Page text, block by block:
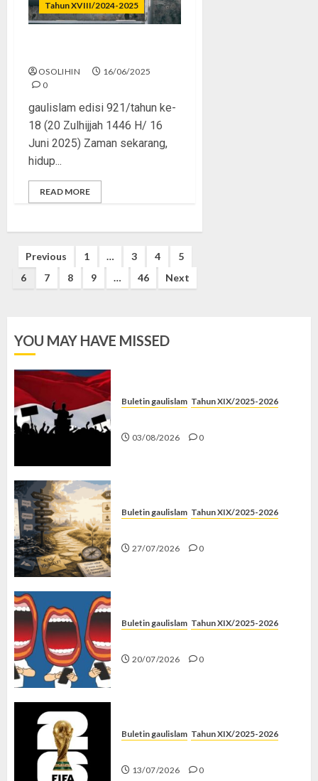
Tahun XVIII/2024-2025
OSOLIHIN
16/06/2025
0
gaulislam edisi 921/tahun ke-
18 (20 Zulhijjah 1446 H/ 16
Juni 2025) Zaman sekarang,
hidup...
READ MORE
Posts
pagination
Previous 1 … 3 4
5
6
7 8 9 … 46 Next
YOU MAY HAVE MISSED
Buletin gaulislam Tahun XIX/2025-2026
03/08/2026 0
Buletin gaulislam Tahun XIX/2025-2026
27/07/2026 0
Buletin gaulislam Tahun XIX/2025-2026
20/07/2026 0
Buletin gaulislam Tahun XIX/2025-2026
13/07/2026 0